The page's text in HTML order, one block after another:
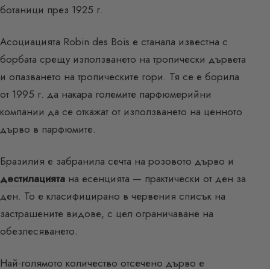
ботаници през 1925 г.
Асоциацията Robin des Bois е станала известна с
борбата срещу използването на тропически дървета
и опазването на тропическите гори. Тя се е борила
от 1995 г. да накара големите парфюмерийни
компании да се откажат от използването на ценното
дърво в парфюмите.
Бразилия е забранила сечта на розовото дърво и
дестилацията на есенцията — практически от ден за
ден. То е класифицирано в червения списък на
застрашените видове, с цел ограничаване на
обезлесяването.
Най-голямото количество отсечено дърво е